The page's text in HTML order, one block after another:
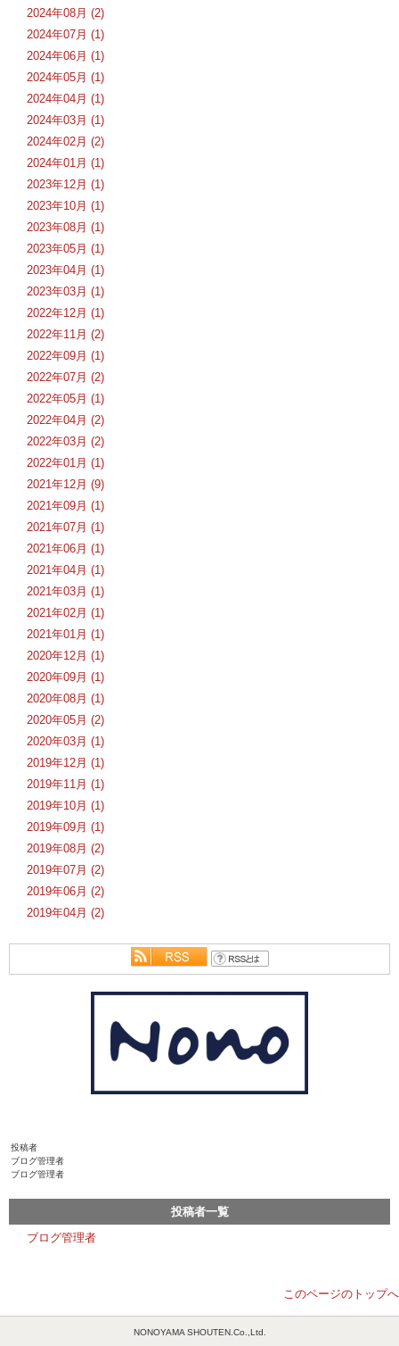
2024年08月 (2)
2024年07月 (1)
2024年06月 (1)
2024年05月 (1)
2024年04月 (1)
2024年03月 (1)
2024年02月 (2)
2024年01月 (1)
2023年12月 (1)
2023年10月 (1)
2023年08月 (1)
2023年05月 (1)
2023年04月 (1)
2023年03月 (1)
2022年12月 (1)
2022年11月 (2)
2022年09月 (1)
2022年07月 (2)
2022年05月 (1)
2022年04月 (2)
2022年03月 (2)
2022年01月 (1)
2021年12月 (9)
2021年09月 (1)
2021年07月 (1)
2021年06月 (1)
2021年04月 (1)
2021年03月 (1)
2021年02月 (1)
2021年01月 (1)
2020年12月 (1)
2020年09月 (1)
2020年08月 (1)
2020年05月 (2)
2020年03月 (1)
2019年12月 (1)
2019年11月 (1)
2019年10月 (1)
2019年09月 (1)
2019年08月 (2)
2019年07月 (2)
2019年06月 (2)
2019年04月 (2)
投稿者
ブログ管理者
ブログ管理者
投稿者一覧
ブログ管理者
このページのトップへ
NONOYAMA SHOUTEN.Co.,Ltd.